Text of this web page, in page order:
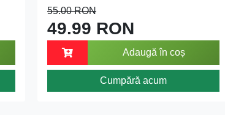
55.00 RON
49.99 RON
Adaugă în coș
Cumpără acum